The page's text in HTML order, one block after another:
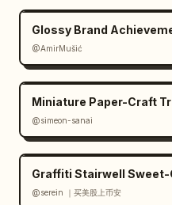
Glossy Brand
@AmirMušić
Miniature Paper-Craft
@simeon-sanai
Graffiti Stairwell
@serein ｜买美股上币安